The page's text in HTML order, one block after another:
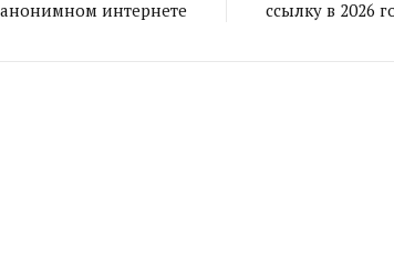
анонимном интернете
ссылку в 2026